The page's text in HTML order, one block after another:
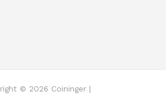
© 2026 Coininger |